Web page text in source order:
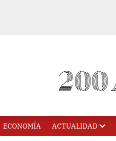
ECONOMÍA ACTUALIDAD